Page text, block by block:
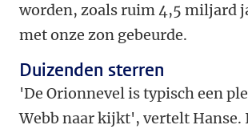
worden, zoals ruim 4,5 miljard
met onze zon gebeurde.
Duizenden sterren
'De Orionnevel is typisch een
Webb naar kijkt', vertelt Hanse.